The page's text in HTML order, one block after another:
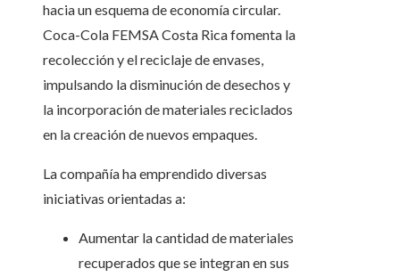
hacia un esquema de economía circular.
Coca-Cola FEMSA Costa Rica fomenta la
recolección y el reciclaje de envases,
impulsando la disminución de desechos y
la incorporación de materiales reciclados
en la creación de nuevos empaques.
La compañía ha emprendido diversas
iniciativas orientadas a:
Aumentar la cantidad de materiales
recuperados que se integran en sus